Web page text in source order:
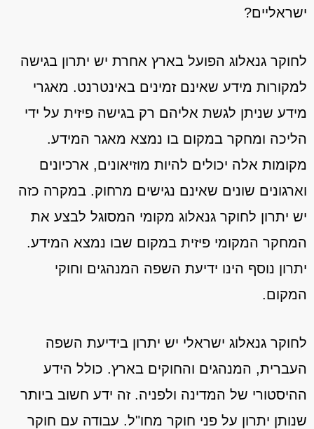
ישראליים?
לחוקר גנאלוג הפועל בארץ אחרת יש יתרון בגישה
למקורות מידע שאינם זמינים באינטרנט. מאגרי
מידע שניתן לגשת אליהם רק בגישה פיזית על ידי
הליכה ומחקר במקום בו נמצא מאגר המידע.
מקומות אלה יכולים להיות מוזיאונים, ארכיונים
וארגונים שונים שאינם נגישים מרחוק. במקרה כזה
יש יתרון לחוקר גנאלוג מקומי המסוגל לבצע את
המחקר המקומי פיזית במקום שבו נמצא המידע.
יתרון נוסף הינו ידיעת השפה המנהגים וחוקי
המקום.
לחוקר גנאלוג ישראלי יש יתרון בידיעת השפה
העברית, המנהגים והחוקים בארץ. כולל הידע
ההיסטורי של המדינה ולפניה. זה ידע חשוב ביותר
שנותן יתרון על פני חוקר מחו"ל. עבודה עם חוקר